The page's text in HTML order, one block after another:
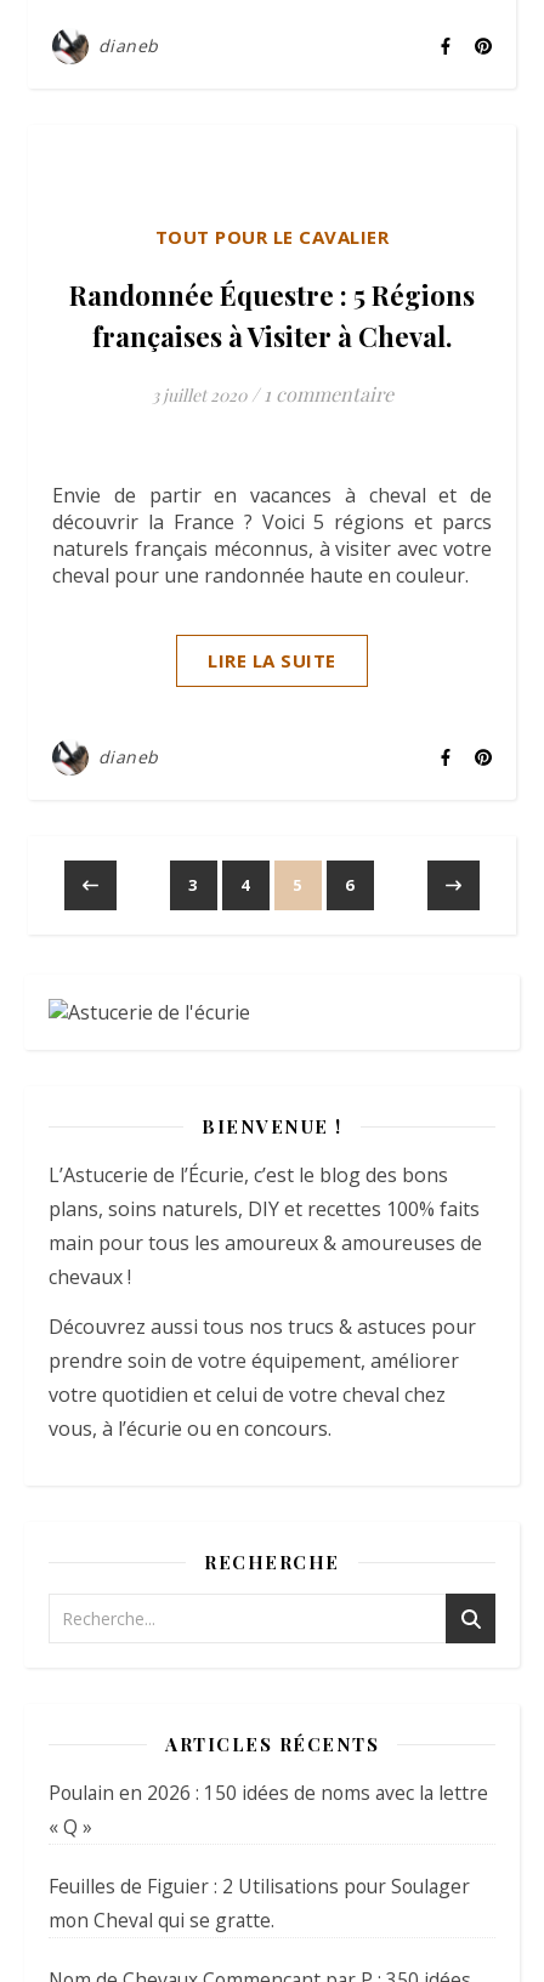
dianeb
TOUT POUR LE CAVALIER
Randonnée Équestre : 5 Régions
françaises à Visiter à Cheval.
3 juillet 2020 / 1 commentaire
Envie de partir en vacances à cheval et de
découvrir la France ? Voici 5 régions et parcs
naturels français méconnus, à visiter avec votre
cheval pour une randonnée haute en couleur.
LIRE LA SUITE
dianeb
3 4 5 6
BIENVENUE !
L’Astucerie de l’Écurie, c’est le blog des bons
plans, soins naturels, DIY et recettes 100% faits
main pour tous les amoureux & amoureuses de
chevaux !
Découvrez aussi tous nos trucs & astuces pour
prendre soin de votre équipement, améliorer
votre quotidien et celui de votre cheval chez
vous, à l’écurie ou en concours.
RECHERCHE
ARTICLES RÉCENTS
Poulain en 2026 : 150 idées de noms avec la lettre
« Q »
Feuilles de Figuier : 2 Utilisations pour Soulager
mon Cheval qui se gratte.